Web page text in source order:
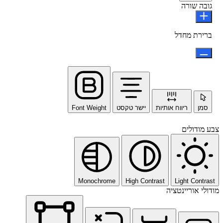
גובה שורה
ברירת מחדל
סמן ריווח אותיות יישר טקסט Font Weight
צבע מודולים
Light Contrast
High Contrast
Monochrome
מודולי אוריינטציה